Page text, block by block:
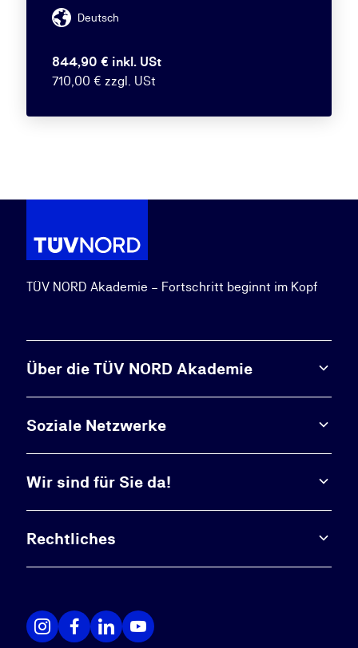
Deutsch
844,90 € inkl. USt
710,00 € zzgl. USt
TÜV NORD Akademie – Fortschritt beginnt im Kopf
Über die TÜV NORD Akademie
Soziale Netzwerke
Wir sind für Sie da!
Rechtliches